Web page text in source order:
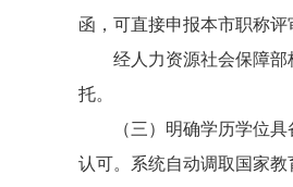
函，可直接申报本市职称评
经人力资源社会保障
托。
（三）明确学历学位
认可。系统自动调取国家